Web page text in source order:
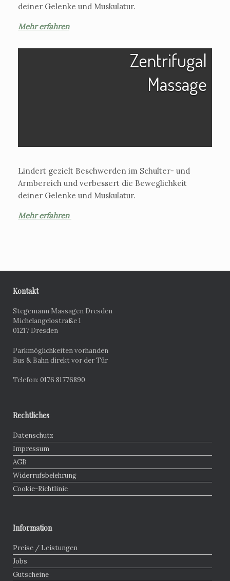
deiner Gelenke und Muskulatur.
Mehr erfahren
Zentrifugal
Massage
Lindert gezielt Beschwerden im Schulter- und
Armbereich und verbessert die Beweglichkeit
deiner Gelenke und Muskulatur.
Mehr erfahren
Kontakt
Stegemann Massagen Dresden
Michelangelostraße 1
01217 Dresden
Parkmöglichkeiten vorhanden
Bus & Bahn direkt vor der Tür
Telefon: 0176 81776890
Rechtliches
Datenschutz
Impressum
AGB
Widerrufsbelehrung
Cookie-Richtlinie
Information
Preise / Leistungen
Jobs
Gutscheine